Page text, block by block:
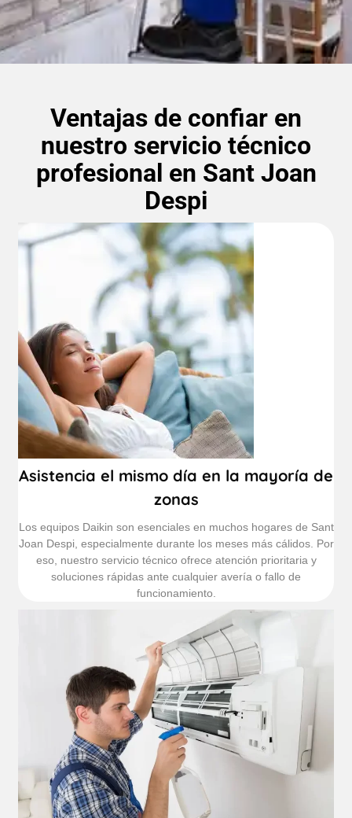
Ventajas de confiar en
nuestro servicio técnico
profesional en Sant Joan
Despi
Asistencia el mismo día en la mayoría de
zonas
Los equipos Daikin son esenciales en muchos hogares de Sant
Joan Despi, especialmente durante los meses más cálidos. Por
eso, nuestro servicio técnico ofrece atención prioritaria y
soluciones rápidas ante cualquier avería o fallo de
funcionamiento.